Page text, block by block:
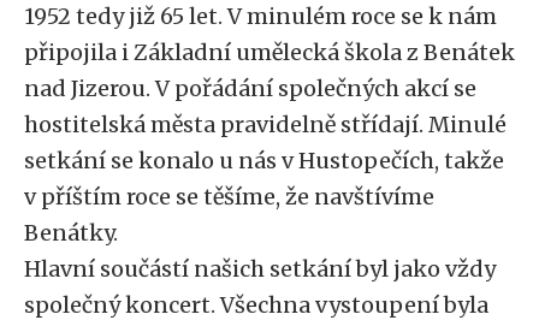
1952 tedy již 65 let. V minulém roce se k nám
připojila i Základní umělecká škola z Benátek
nad Jizerou. V pořádání společných akcí se
hostitelská města pravidelně střídají. Minulé
setkání se konalo u nás v Hustopečích, takže
v příštím roce se těšíme, že navštívíme
Benátky.
Hlavní součástí našich setkání byl jako vždy
společný koncert. Všechna vystoupení byla